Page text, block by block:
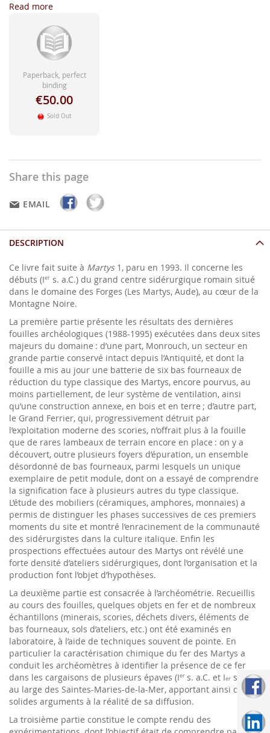
Read more
Paperback, perfect
binding
€50.00
Sold Out
Share this page
EMAIL
DESCRIPTION
Ce livre fait suite à Martys1, paru en 1993. Il concerne les
débuts (Ier s. a.C.) du grand centre sidérurgique romain situé
dans le domaine des Forges (Les Martys, Aude), au cœur de la
Montagne Noire.
La première partie présente les résultats des dernières
fouilles archéologiques (1988-1995) exécutées dans deux sites
majeurs du domaine : d’une part, Monrouch, un secteur en
grande partie conservé intact depuis l’Antiquité, et dont la
fouille a mis au jour une batterie de six bas fourneaux de
réduction du type classique des Martys, encore pourvus, au
moins partiellement, de leur système de ventilation, ainsi
qu’une construction annexe, en bois et en terre ; d’autre part,
le Grand Ferrier, qui, progressivement détruit par
l’exploitation moderne des scories, n’offrait plus à la fouille
que de rares lambeaux de terrain encore en place : on y a
découvert, outre plusieurs foyers d’épuration, un ensemble
désordonné de bas fourneaux, parmi lesquels un unique
exemplaire de petit module, dont on a essayé de comprendre
la signification face à plusieurs autres du type classique.
L’étude des mobiliers (céramiques, amphores, monnaies) a
permis de distinguer les phases successives de ces premiers
moments du site et montré l’enracinement de la communauté
des sidérurgistes dans la culture italique. Enfin les
prospections effectuées autour des Martys ont révélé une
forte densité d’ateliers sidérurgiques, dont l’organisation et la
production font l’objet d’hypothèses.
La deuxième partie est consacrée à l’archéométrie. Recueillis
au cours des fouilles, quelques objets en fer et de nombreux
échantillons (minerais, scories, déchets divers, éléments de
bas fourneaux, sols d’ateliers, etc.) ont été examinés en
laboratoire, à l’aide de techniques souvent de pointe. En
particulier la caractérisation chimique du fer des Martys a
conduit les archéomètres à identifier la présence de ce fer
dans les cargaisons de plusieurs épaves (Ier s. a.C. et Ier s. p.C.)
au large des Saintes-Maries-de-la-Mer, apportant ainsi de
solides arguments à la réalité de sa diffusion.
La troisième partie constitue le compte rendu des